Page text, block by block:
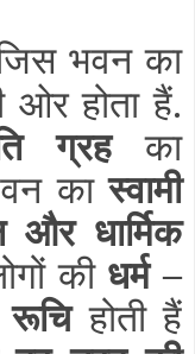
भवन का
होता हैं.
ग्रहका
कास्वामी
और धार्मिक
की धर्म –
रूचिहोती हैं